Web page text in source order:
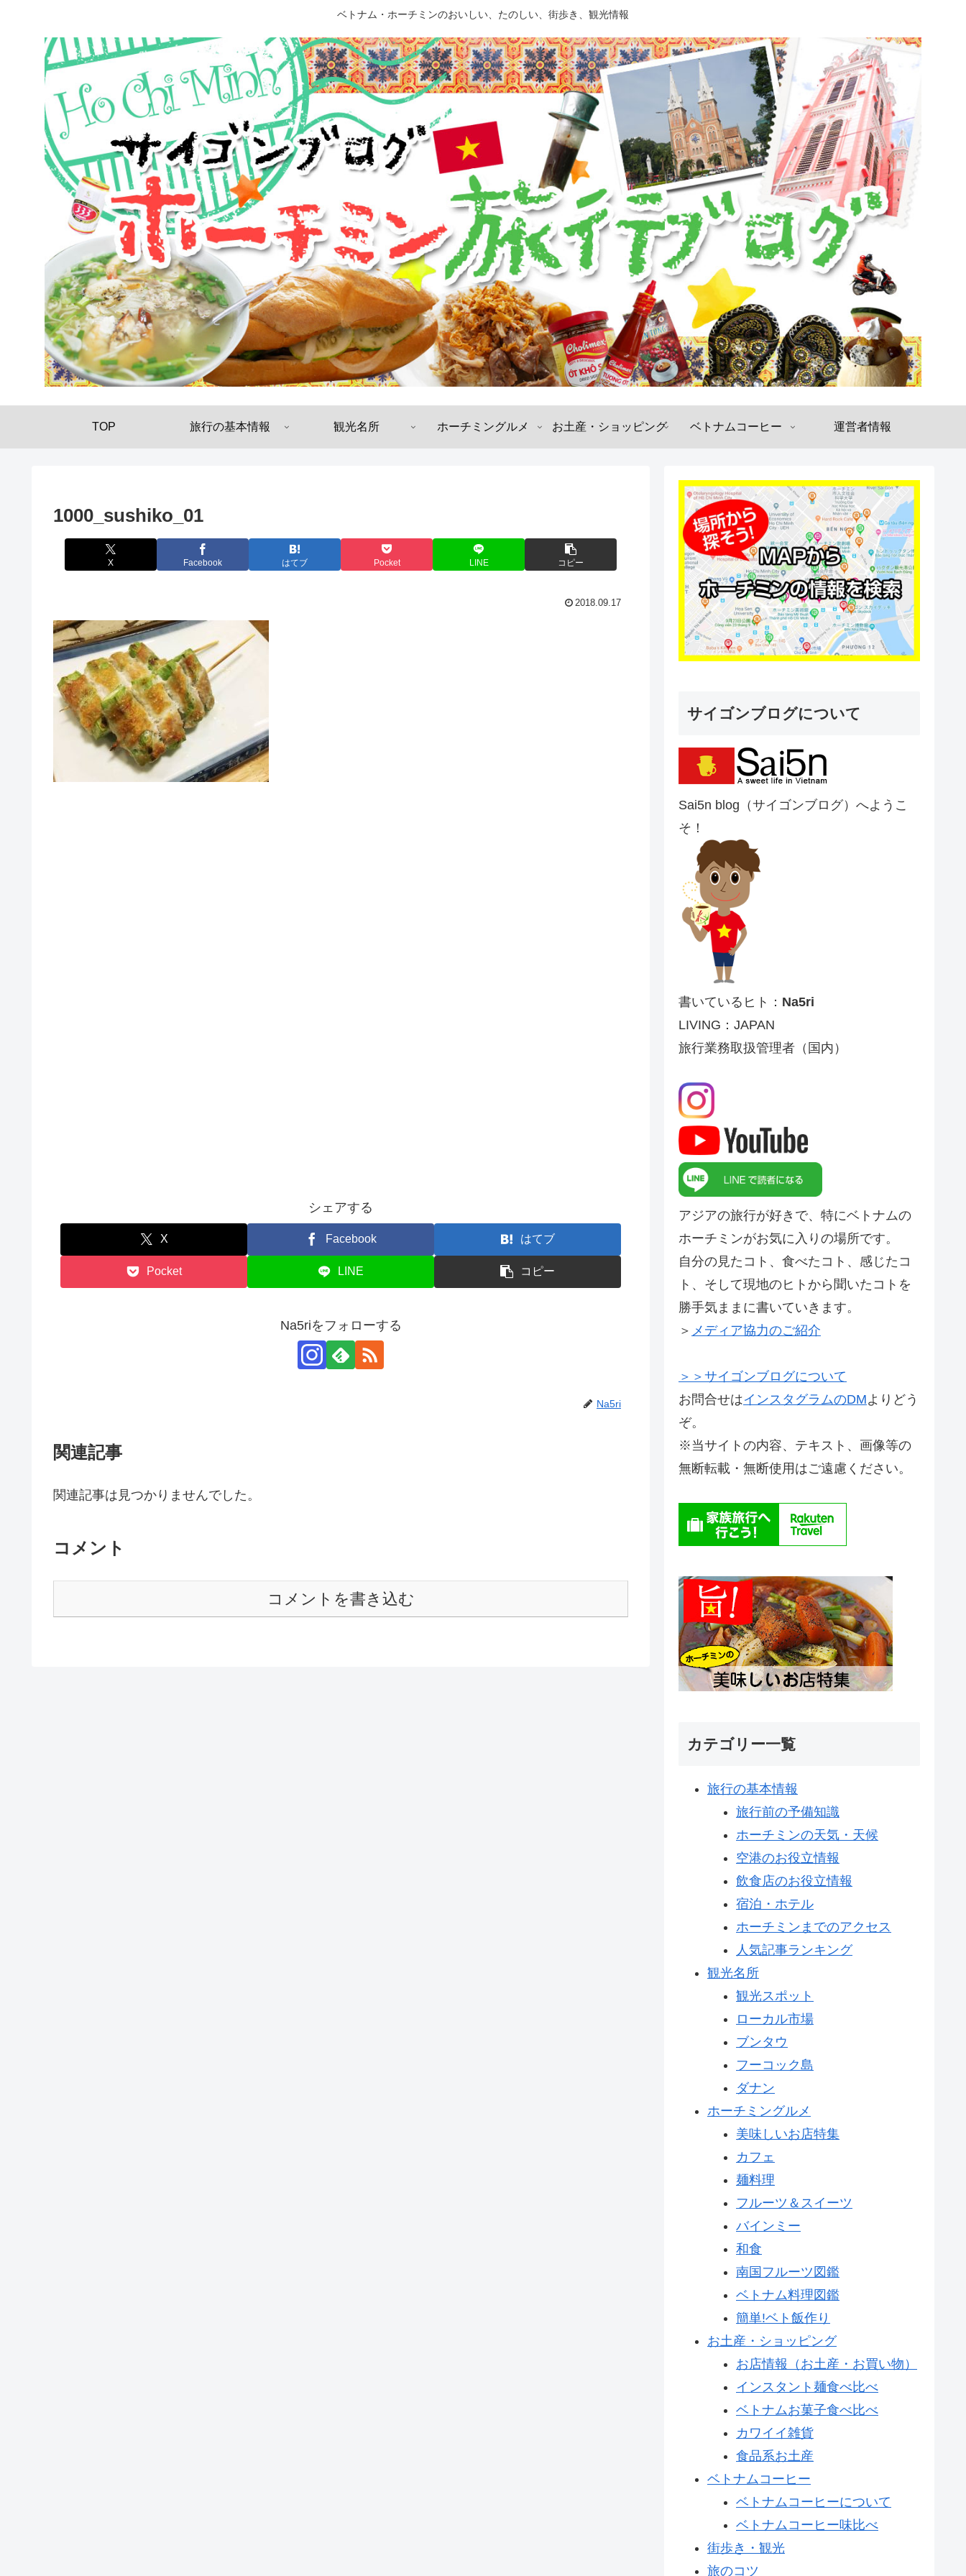
ベトナム・ホーチミンのおいしい、たのしい、街歩き、観光情報
TOP 旅行の基本情報 観光名所 ホーチミングルメ お土産・ショッピング ベトナムコーヒー 運営者情報
1000_sushiko_01
X Facebook はてブ Pocket LINE コピー
2018.09.17
シェアする
X Facebook はてブ
Pocket LINE コピー
Na5riをフォローする
Na5ri
関連記事
関連記事は見つかりませんでした。
コメント
コメントを書き込む
サイゴンブログについて
Sai5n blog（サイゴンブログ）へようこ
そ！
書いているヒト： Na5ri
LIVING：JAPAN
旅行業務取扱管理者（国内）
アジアの旅行が好きで、特にベトナムの
ホーチミンがお気に入りの場所です。
自分の見たコト、食べたコト、感じたコ
ト、そして現地のヒトから聞いたコトを
勝手気ままに書いていきます。
＞ メディア協力のご紹介
＞＞サイゴンブログについて
お問合せはインスタグラムのDMよりどう
ぞ。
※当サイトの内容、テキスト、画像等の
無断転載・無断使用はご遠慮ください。
カテゴリー一覧
旅行の基本情報
旅行前の予備知識
ホーチミンの天気・天候
空港のお役立情報
飲食店のお役立情報
宿泊・ホテル
ホーチミンまでのアクセス
人気記事ランキング
観光名所
観光スポット
ローカル市場
ブンタウ
フーコック島
ダナン
ホーチミングルメ
美味しいお店特集
カフェ
麺料理
フルーツ＆スイーツ
バインミー
和食
南国フルーツ図鑑
ベトナム料理図鑑
簡単!ベト飯作り
お土産・ショッピング
お店情報（お土産・お買い物）
インスタント麺食べ比べ
ベトナムお菓子食べ比べ
カワイイ雑貨
食品系お土産
ベトナムコーヒー
ベトナムコーヒーについて
ベトナムコーヒー味比べ
街歩き・観光
旅のコツ